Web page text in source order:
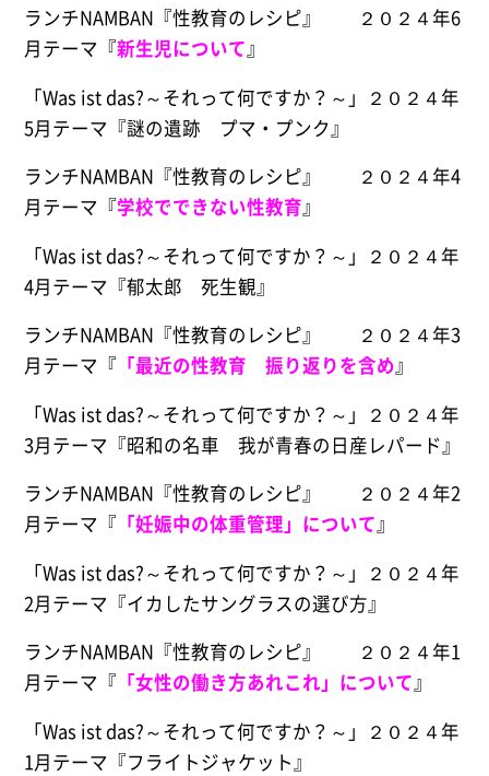
ランチNAMBAN『性教育のレシピ』 ２０２４年6
月テーマ『新生児について』
「Was ist das?～それって何ですか？～」２０２４年
5月テーマ『謎の遺跡 プマ・プンク』
ランチNAMBAN『性教育のレシピ』 ２０２４年4
月テーマ『学校でできない性教育』
「Was ist das?～それって何ですか？～」２０２４年
4月テーマ『郁太郎 死生観』
ランチNAMBAN『性教育のレシピ』 ２０２４年3
月テーマ『 「最近の性教育 振り返りを含め』
「Was ist das?～それって何ですか？～」２０２４年
3月テーマ『昭和の名車 我が青春の日産レパード』
ランチNAMBAN『性教育のレシピ』 ２０２４年2
月テーマ『 「妊娠中の体重管理」について』
「Was ist das?～それって何ですか？～」２０２４年
2月テーマ『イカしたサングラスの選び方』
ランチNAMBAN『性教育のレシピ』 ２０２４年1
月テーマ『 「女性の働き方あれこれ」について』
「Was ist das?～それって何ですか？～」２０２４年
1月テーマ『フライトジャケット』